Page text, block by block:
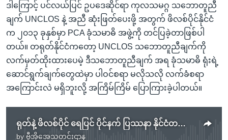
ဒါကြောင့် ပင်လယ်ပြင် ဥပဒေဆိုင်ရာ ကုလသမဂ္ဂ သဘောတူညီ
ချက် UNCLOS နဲ့ အညီ ဆုံးဖြတ်ပေးဖို့ အတွက် ဖိလစ်ပိုင်နိုင်ငံ
က ၂၀၁၃ ခုနှစ်မှာ PCA ခုံသမာဓိ အဖွဲ့ကို တင်ပြခဲ့တာဖြစ်ပါ
တယ်။ တရုတ်နိုင်ငံကတော့ UNCLOS သဘောတူညီချက်ကို
လက်မှတ်ထိုးထားပေမဲ့ ဒီသဘောတူညီချက် အရ ခုံသမာဓိ ရုံးရဲ့
ဆောင်ရွက်ချက်တွေထဲမှာ ပါဝင်စရာ မလိုသလို လက်ခံစရာ
အကြောင်းလဲ မရှိဘူးလို့ အကြိမ်ကြိမ် ပြောကြားခဲ့ပါတယ်။
ရုတ်နဲ့ ဖိလစ်ပိုင် ရေပြင် ပိုင်နက် ပြဿနာ နိုင်ငံတကာ တရားရုံး အင်္ဂါနေ့ ဆုံးဖြတ်မည်
by ဗွီအိုအေသတင်းဌာန